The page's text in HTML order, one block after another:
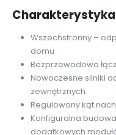
Wszechstronny –
domu
Bezprzewodowa
Nowoczesne silniki
zewnętrznych
Regulowany kąt
Konfiguralna
dodatkowych